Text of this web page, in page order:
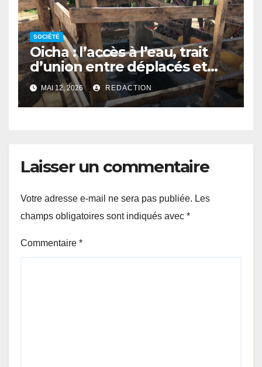
SOCIÉTÉ
Oicha : l’accès à l’eau, trait
d’union entre déplacés et
populations hôtes
MAI 12, 2026 REDACTION
Laisser un commentaire
Votre adresse e-mail ne sera pas publiée. Les
champs obligatoires sont indiqués avec *
Commentaire *